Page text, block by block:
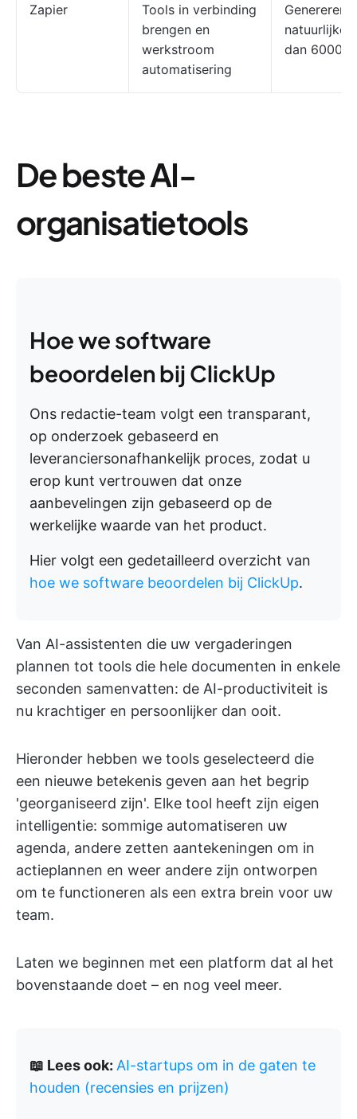
Zapier
Tools in verbinding
brengen en
werkstroom
automatisering
Genereren
natuurlijke
dan 6000
De beste AI-
organisatietools
Hoe we software
beoordelen bij ClickUp
Ons redactie-team volgt een transparant,
op onderzoek gebaseerd en
leveranciersonafhankelijk proces, zodat u
erop kunt vertrouwen dat onze
aanbevelingen zijn gebaseerd op de
werkelijke waarde van het product.
Hier volgt een gedetailleerd overzicht van
hoe we software beoordelen bij ClickUp.
Van AI-assistenten die uw vergaderingen
plannen tot tools die hele documenten in enkele
seconden samenvatten: de AI-productiviteit is
nu krachtiger en persoonlijker dan ooit.
Hieronder hebben we tools geselecteerd die
een nieuwe betekenis geven aan het begrip
'georganiseerd zijn'. Elke tool heeft zijn eigen
intelligentie: sommige automatiseren uw
agenda, andere zetten aantekeningen om in
actieplannen en weer andere zijn ontworpen
om te functioneren als een extra brein voor uw
team.
Laten we beginnen met een platform dat al het
bovenstaande doet – en nog veel meer.
📖 Lees ook: AI-startups om in de gaten te
houden (recensies en prijzen)